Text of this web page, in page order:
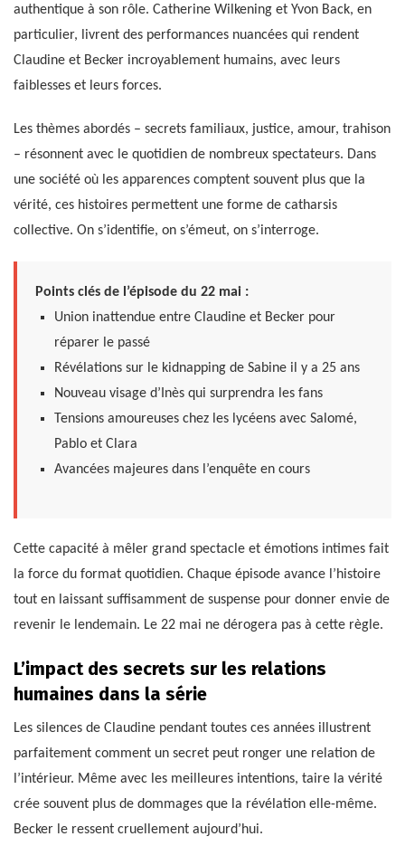
authentique à son rôle. Catherine Wilkening et Yvon Back, en
particulier, livrent des performances nuancées qui rendent
Claudine et Becker incroyablement humains, avec leurs
faiblesses et leurs forces.
Les thèmes abordés – secrets familiaux, justice, amour, trahison
– résonnent avec le quotidien de nombreux spectateurs. Dans
une société où les apparences comptent souvent plus que la
vérité, ces histoires permettent une forme de catharsis
collective. On s’identifie, on s’émeut, on s’interroge.
Points clés de l’épisode du 22 mai :
Union inattendue entre Claudine et Becker pour
réparer le passé
Révélations sur le kidnapping de Sabine il y a 25 ans
Nouveau visage d’Inès qui surprendra les fans
Tensions amoureuses chez les lycéens avec Salomé,
Pablo et Clara
Avancées majeures dans l’enquête en cours
Cette capacité à mêler grand spectacle et émotions intimes fait
la force du format quotidien. Chaque épisode avance l’histoire
tout en laissant suffisamment de suspense pour donner envie de
revenir le lendemain. Le 22 mai ne dérogera pas à cette règle.
L’impact des secrets sur les relations
humaines dans la série
Les silences de Claudine pendant toutes ces années illustrent
parfaitement comment un secret peut ronger une relation de
l’intérieur. Même avec les meilleures intentions, taire la vérité
crée souvent plus de dommages que la révélation elle-même.
Becker le ressent cruellement aujourd’hui.